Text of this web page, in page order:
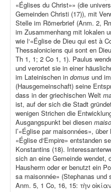
«Églises du Christ»» (die
Gemeinden Christi (17)), mit
Stelle im Römerbrief (Anm. 2,
im Zusammenhang mit lokalen
wie l‘«Église de Dieu qui est à
Thessaloniciens qui sont en
Th 1, 1; 2 Co 1, 1). Paulus
und verortet sie in einer
im Lateinischen in domus und
(Hausgemeinschaft) seine
dass in der griechischen Welt
ist, auf der sich die Stadt
wenigen Strichen die
Ausgangspunkt bei diesen
l’«Église par maisonnées»,
«Église d‘Empire» entstanden
Konstantins (18).
sich an eine Gemeinde wendet,
Hausherrn oder er benutzt ein
sa maisonnée» (Stephanas und
Anm. 5, 1 Co, 16, 15: τὴν